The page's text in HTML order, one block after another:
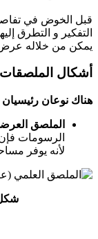
قبل الخوض في
التفكير و التطرق
يمكن من خلاله
أشكال الملصقات
هناك نوعان
الملصق
الرسومات
لأنه يوفر
شكل ١: مثال على